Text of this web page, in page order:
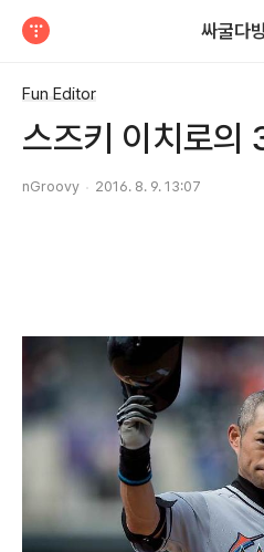
싸굴다
Fun Editor
스즈키 이치로
nGroovy 2016. 8. 9. 13:07